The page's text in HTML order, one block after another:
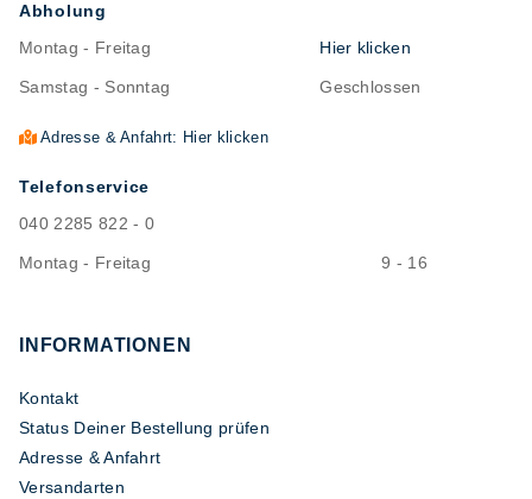
Abholung
Montag - Freitag
Hier klicken
Samstag - Sonntag Geschlossen
Adresse & Anfahrt: Hier klicken
Telefonservice
040 2285 822 - 0
Montag - Freitag 9 - 16
INFORMATIONEN
Kontakt
Status Deiner Bestellung prüfen
Adresse & Anfahrt
Versandarten